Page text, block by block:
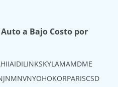
a Bajo Costo por
HIIAIDIL INKSKYLAMAMDME
NMNVNYOHOKORPARISCSD